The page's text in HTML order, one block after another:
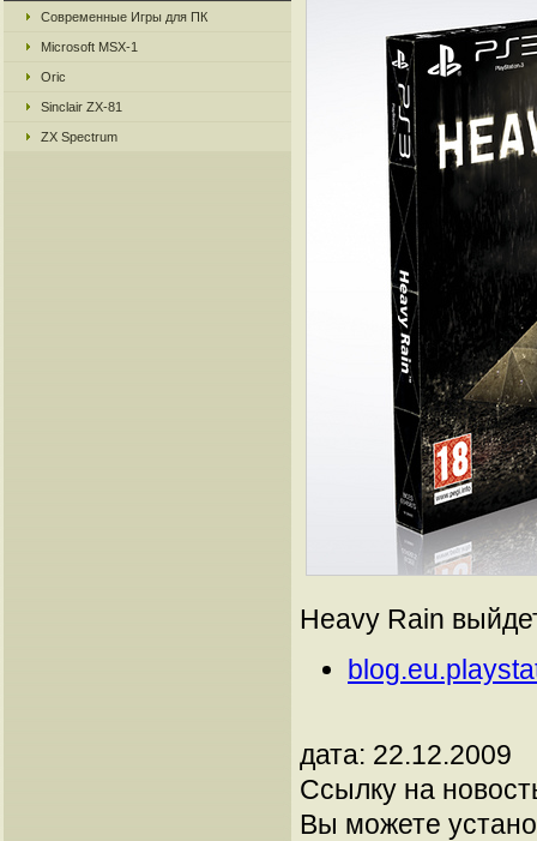
Современные Игры для ПК
Microsoft MSX-1
Oric
Sinclair ZX-81
ZX Spectrum
Heavy Rain
дата: 22.12.2009
Ссылку на
Вы можете